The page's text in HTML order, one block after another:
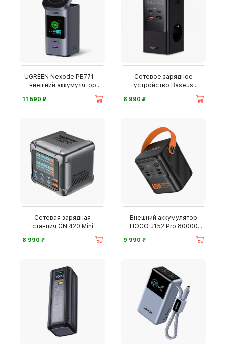
UGREEN Nexode PB771 —
внешний аккумулятор
11 590 ⃏
Сетевое зарядное
устройство Baseus
8 990 ⃏
Сетевая зарядная
станция GN 420 Mini
8 990 ⃏
Внешний аккумулятор
HOCO J152 Pro 80000
9 990 ⃏